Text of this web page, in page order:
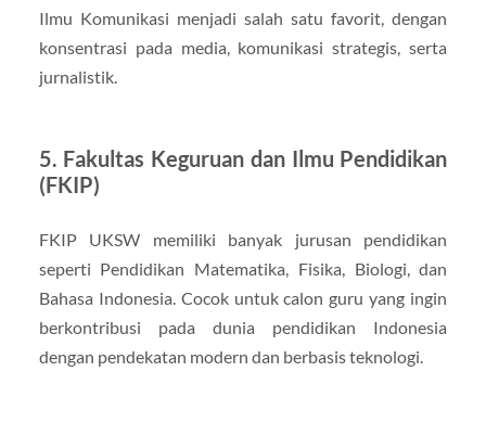
Ilmu Komunikasi menjadi salah satu favorit, dengan
konsentrasi pada media, komunikasi strategis, serta
jurnalistik.
5. Fakultas Keguruan dan Ilmu Pendidikan
(FKIP)
FKIP UKSW memiliki banyak jurusan pendidikan
seperti Pendidikan Matematika, Fisika, Biologi, dan
Bahasa Indonesia. Cocok untuk calon guru yang ingin
berkontribusi pada dunia pendidikan Indonesia
dengan pendekatan modern dan berbasis teknologi.